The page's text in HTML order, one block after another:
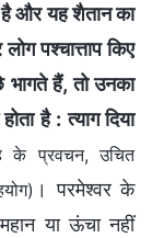
है और यह शैतान का
पश्चात्ताप किए
भागते हैं, तो उनका
है : त्याग दिया
प्रवचन, उचित
। परमेश्वर के
या ऊंचा नहीं